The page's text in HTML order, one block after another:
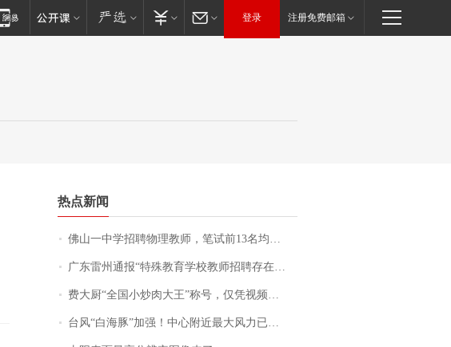
登录 注册免费邮箱
热点新闻
佛山一中学招聘物理教师，笔试前13名均遭淘汰？教育局：已叫停招聘，成立调查组全面核查
广东雷州通报“特殊教育学校教师招聘存在违规行为”：已启动问责程序 副校长被停职
费大厨“全国小炒肉大王”称号，仅凭视频评出？中国烹饪协会回应
台风“白海豚”加强！中心附近最大风力已达15级 最新研判